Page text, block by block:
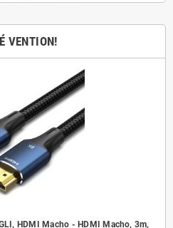
VENTION!
HDMI Macho - HDMI Macho, 3m,